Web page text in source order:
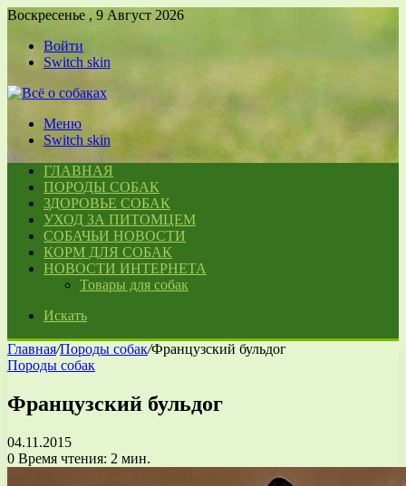
Воскресенье , 9 Август 2026
Войти
Switch skin
Меню
Switch skin
ГЛАВНАЯ
ПОРОДЫ СОБАК
ЗДОРОВЬЕ СОБАК
УХОД ЗА ПИТОМЦЕМ
СОБАЧЬИ НОВОСТИ
КОРМ ДЛЯ СОБАК
НОВОСТИ ИНТЕРНЕТА
Товары для собак
Искать
Главная/Породы собак/Французский бульдог
Породы собак
Французский бульдог
04.11.2015
0 Время чтения: 2 мин.